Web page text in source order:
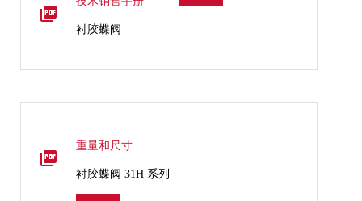
衬胶蝶阀
重量和尺寸
衬胶蝶阀 31H 系列